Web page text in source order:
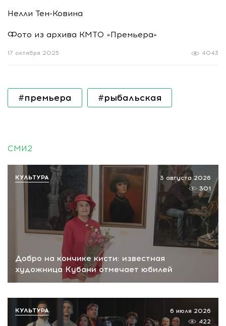
Нелли Тен-Ковина
Фото из архива КМТО «Премьера»
4043
17 октября 2025
#премьера #рыбальская
СМИ2
Добро на кончике кисти: известная
художница Кубани отмечает юбилей
3 августа 2026
301
КУЛЬТУРА
6 июля 2026
422
КУЛЬТУРА